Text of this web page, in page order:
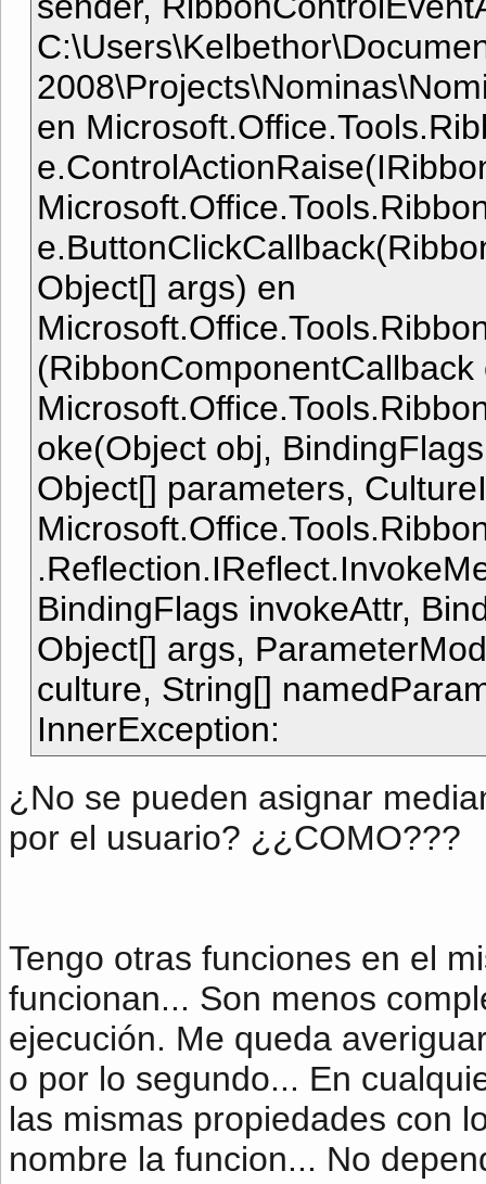
en
Object[] args) en
oke(Object obj,
Object[] parameters,
BindingFlags invokeAttr,
Object[] args,
culture, String[]
InnerException:
¿No se pueden asignar
por el usuario? ¿¿COMO???
Tengo otras funciones en el
funcionan... Son menos
ejecución. Me queda
o por lo segundo... En
las mismas propiedades con
nombre la funcion... No